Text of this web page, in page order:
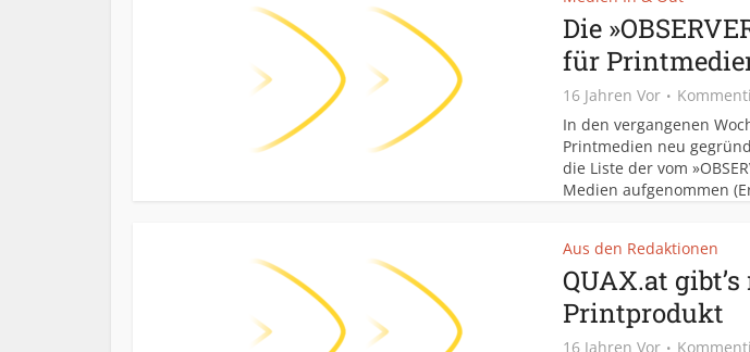
Die
für
16 Jahren Vor
In den vergangenen
Printmedien neu
die Liste der vom
Medien aufgenommen
Aus den Redaktionen
QUAX.at
Printprodukt
16 Jahren Vor